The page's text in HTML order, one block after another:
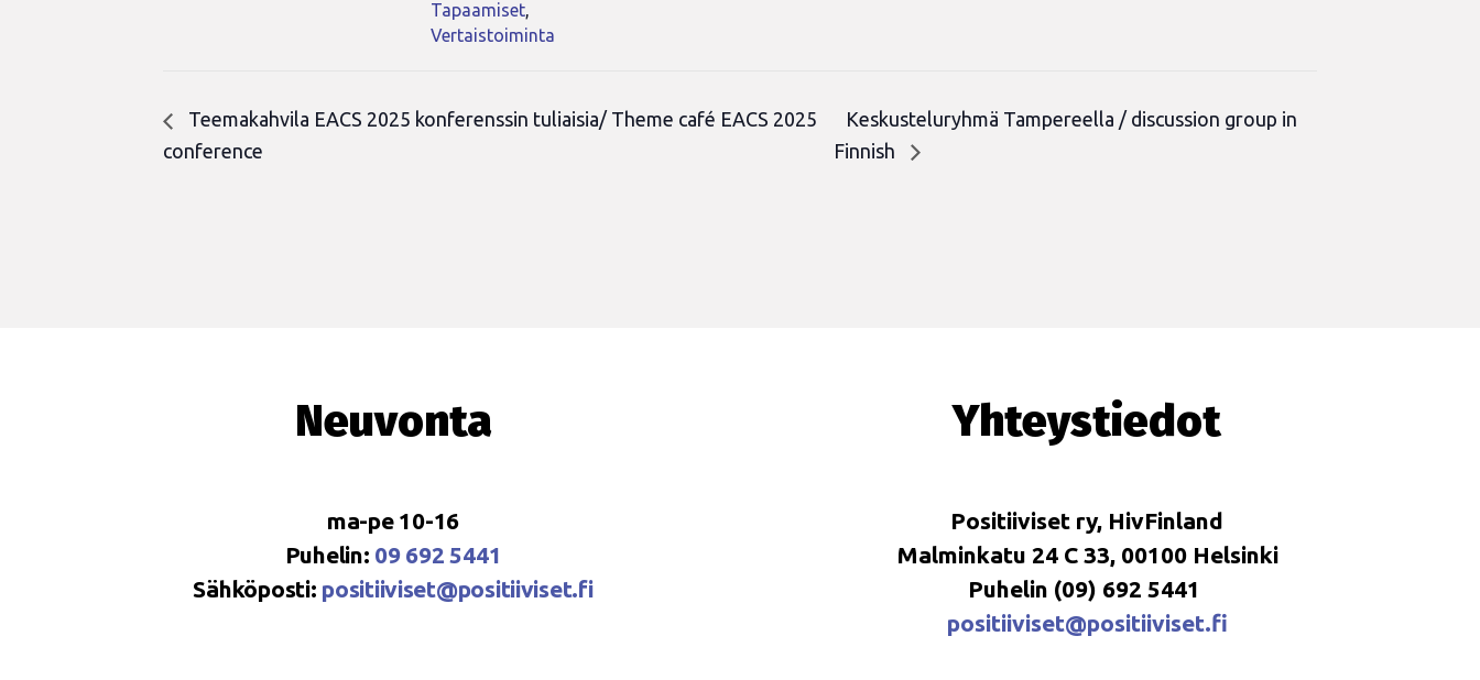
Tapaamiset,
Vertaistoiminta
Teemakahvila EACS 2025 konferenssin tuliaisia/ Theme café EACS 2025
conference
Keskusteluryhmä Tampereella / discussion group in
Finnish
Neuvonta
ma-pe 10-16
Puhelin: 09 692 5441
Sähköposti: positiiviset@positiiviset.fi
Yhteystiedot
Positiiviset ry, HivFinland
Malminkatu 24 C 33, 00100 Helsinki
Puhelin (09) 692 5441
positiiviset@positiiviset.fi